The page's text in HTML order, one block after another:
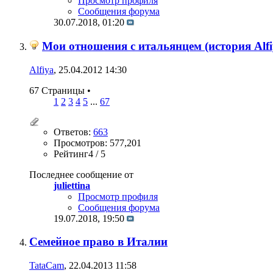
Сообщения форума
30.07.2018, 01:20
Мои отношения с итальянцем (история
Alfiya, 25.04.2012 14:30
67 Страницы •
1 2 3 4 5 ... 67
Ответов: 663
Просмотров: 577,201
Рейтинг4 / 5
Последнее сообщение от
juliettina
Просмотр профиля
Сообщения форума
19.07.2018, 19:50
Семейное право в Италии
TataCam, 22.04.2013 11:58